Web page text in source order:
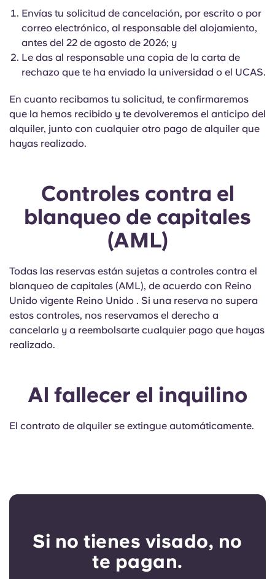
Envías tu solicitud de cancelación, por escrito o por
correo electrónico, al responsable del alojamiento,
antes del 22 de agosto de 2026; y
Le das al responsable una copia de la carta de
rechazo que te ha enviado la universidad o el UCAS.
En cuanto recibamos tu solicitud, te confirmaremos
que la hemos recibido y te devolveremos el anticipo del
alquiler, junto con cualquier otro pago de alquiler que
hayas realizado.
Controles contra el
blanqueo de capitales
(AML)
Todas las reservas están sujetas a controles contra el
blanqueo de capitales (AML), de acuerdo con Reino
Unido vigente Reino Unido . Si una reserva no supera
estos controles, nos reservamos el derecho a
cancelarla y a reembolsarte cualquier pago que hayas
realizado.
Al fallecer el inquilino
El contrato de alquiler se extingue automáticamente.
Si no tienes visado, no
te pagan.